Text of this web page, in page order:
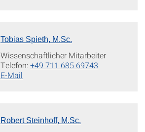
Tobias Spieth, M.Sc.
Wissenschaftlicher Mitarbeiter
Telefon:+49 711 685 69743
E-Mail
Robert Steinhoff, M.Sc.